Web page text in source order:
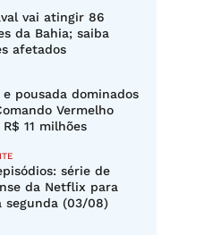
vai atingir 86
da Bahia; saiba
afetados
e pousada dominados
Vermelho
11 milhões
série de
da Netflix para
segunda (03/08)